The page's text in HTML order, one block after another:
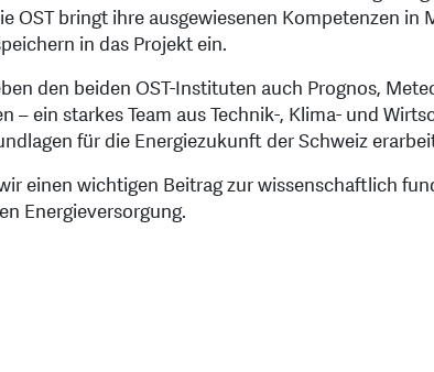
OST bringt ihre ausgewiesenen Kompetenzen in
in das Projekt ein.
den beiden OST-Instituten auch Prognos,
– ein starkes Team aus Technik-, Klima- und
für die Energiezukunft der Schweiz
einen wichtigen Beitrag zur wissenschaftlich
Energieversorgung.